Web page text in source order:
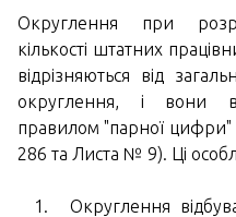
Округлення при
кількості штатних
відрізняються від
округлення, і вони
правилом "парної цифри"
286 та Листа № 9). Ці
Округлення